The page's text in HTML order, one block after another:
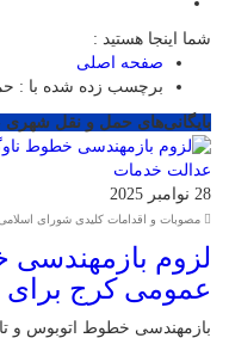
شما اینجا هستید :
صفحه اصلی
برچسب زده شده با :
بایگانی‌های حمل و نقل شهری -
28 نوامبر 2025
مصوبات و اقدامات کلیدی شورای
لزوم
عمومی کرج
بازمهندسی خطوط اتوبوس و